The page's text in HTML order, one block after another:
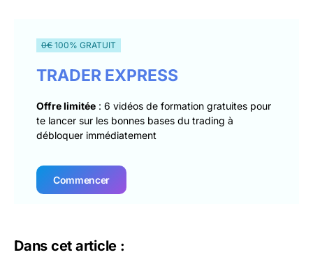
0€100% GRATUIT
TRADER EXPRESS
Offre limitée : 6 vidéos de formation gratuites pour
te lancer sur les bonnes bases du trading à
débloquer immédiatement
Commencer
Dans cet article :